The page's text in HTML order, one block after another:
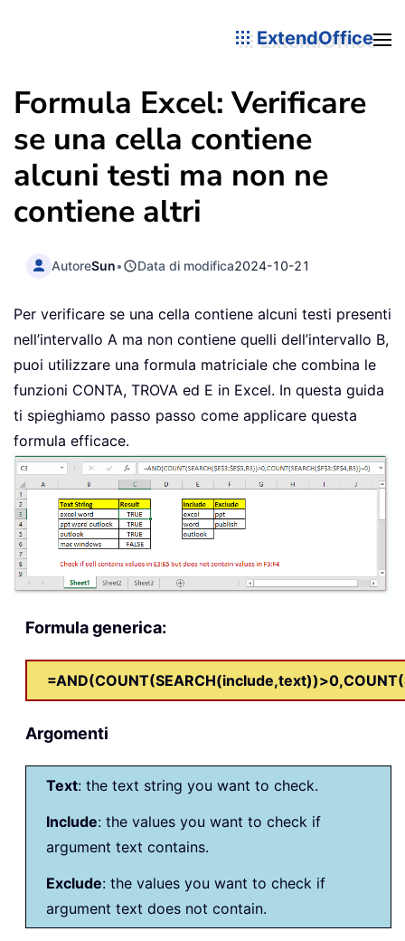
ExtendOffice
Formula Excel: Verificare
se una cella contiene
alcuni testi ma non ne
contiene altri
AutoreSun• Data di modifica2024-10-21
Per verificare se una cella contiene alcuni testi presenti
nell’intervallo A ma non contiene quelli dell’intervallo B,
puoi utilizzare una formula matriciale che combina le
funzioni CONTA, TROVA ed E in Excel. In questa guida
ti spieghiamo passo passo come applicare questa
formula efficace.
Formula generica:
Argomenti
Text: the text string you want to check.
Include: the values you want to check if
argument text contains.
Exclude: the values you want to check if
argument text does not contain.